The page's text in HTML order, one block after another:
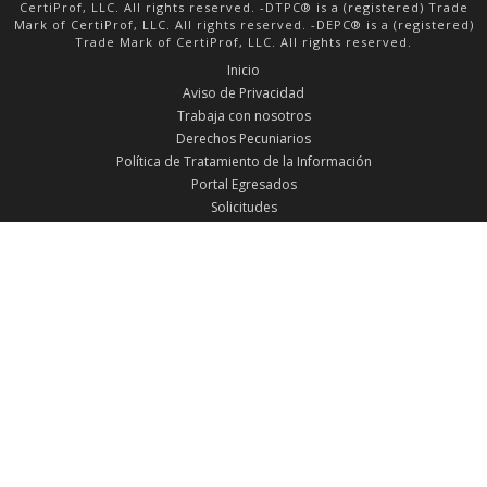
Política de Tratamiento de la Información
Portal Egresados
Solicitudes